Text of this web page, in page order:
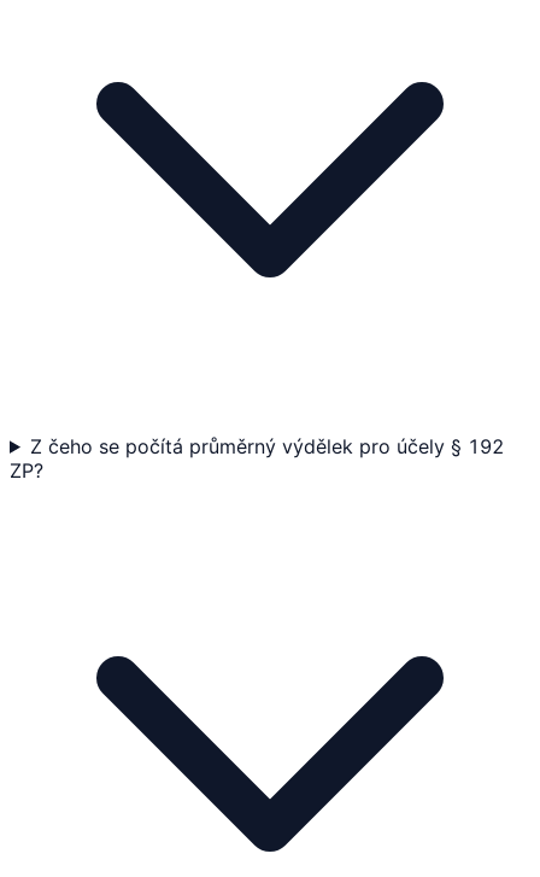
Z čeho se počítá průměrný výdělek pro účely § 192
ZP?